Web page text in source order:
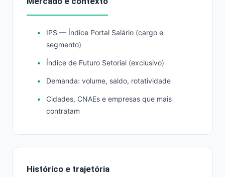
IPS — Índice Portal Salário (cargo e
segmento)
Índice de Futuro Setorial (exclusivo)
Demanda: volume, saldo, rotatividade
Cidades, CNAEs e empresas que mais
contratam
Histórico e trajetória